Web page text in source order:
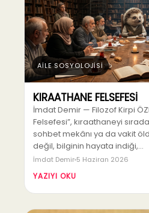
AİLE SOSYOLOJİSİ
KIRAATHANE FELSEFESİ
İmdat Demir — Filozof Kirpi
Felsefesi”, kıraathaneyi
sohbet mekânı ya da vakit
değil, bilginin hayata indiği,…
İmdat Demir 5 Haziran 2026
YAZIYI OKU